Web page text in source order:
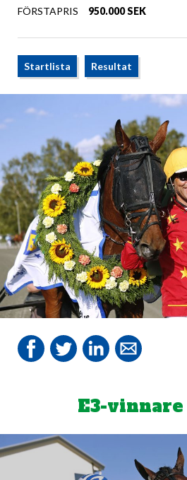
FÖRSTAPRIS
950.000 SEK
Startlista Resultat
E3-